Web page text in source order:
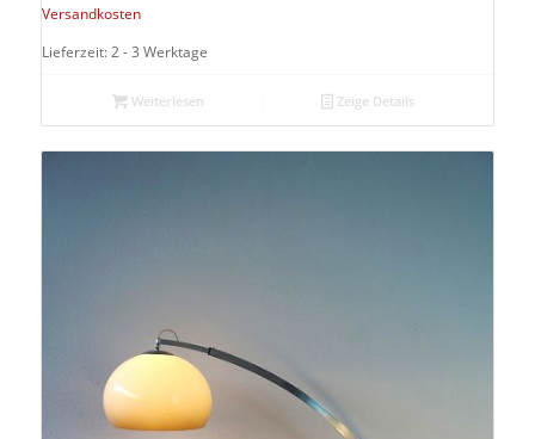
Versandkosten
Lieferzeit: 2 - 3 Werktage
Weiterlesen Zeige Details